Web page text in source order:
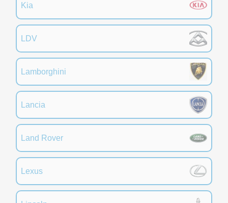
Kia
LDV
Lamborghini
Lancia
Land Rover
Lexus